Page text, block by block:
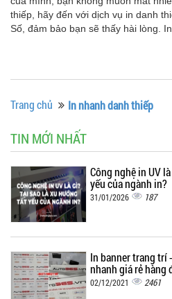
thiếp, hãy đến với dịch vụ in danh
Số, đảm bảo bạn sẽ thấy hài lòng.
Trang chủ In nhanh danh thiếp
TIN MỚI NHẤT
Công nghệ in UV
yếu của ngành in?
31/01/2026 187
In banner trang trí
nhanh giá rẻ hàng
02/12/2021 2461